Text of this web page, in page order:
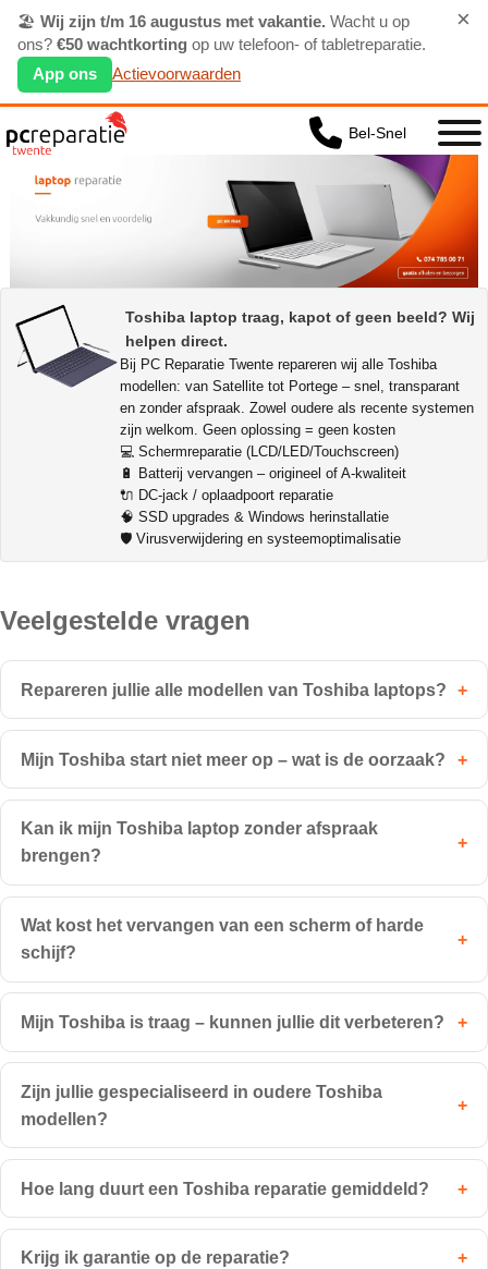
🏖️ Wij zijn t/m 16 augustus met vakantie. Wacht u op
ons? €50 wachtkorting op uw telefoon- of tabletreparatie.
App ons
Actievoorwaarden
×
Bel-Snel
Toshiba laptop traag, kapot of geen beeld? Wij
helpen direct.
Bij PC Reparatie Twente repareren wij alle Toshiba
modellen: van Satellite tot Portege – snel, transparant
en zonder afspraak. Zowel oudere als recente systemen
zijn welkom. Geen oplossing = geen kosten
💻 Schermreparatie (LCD/LED/Touchscreen)
🔋 Batterij vervangen – origineel of A-kwaliteit
🔌 DC-jack / oplaadpoort reparatie
🧠 SSD upgrades & Windows herinstallatie
🛡️ Virusverwijdering en systeemoptimalisatie
Veelgestelde vragen
Repareren jullie alle modellen van Toshiba laptops? +
Mijn Toshiba start niet meer op – wat is de oorzaak? +
Kan ik mijn Toshiba laptop zonder afspraak
brengen?
+
Wat kost het vervangen van een scherm of harde
schijf?
+
Mijn Toshiba is traag – kunnen jullie dit verbeteren? +
Zijn jullie gespecialiseerd in oudere Toshiba
modellen?
+
Hoe lang duurt een Toshiba reparatie gemiddeld? +
Krijg ik garantie op de reparatie? +